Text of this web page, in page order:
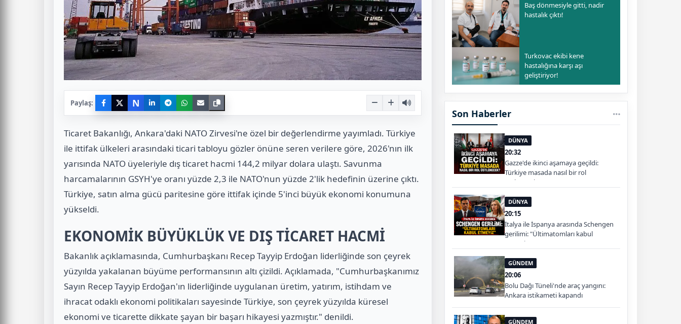
Paylaş: N
Ticaret Bakanlığı, Ankara'daki NATO Zirvesi'ne özel bir değerlendirme yayımladı. Türkiye
ile ittifak ülkeleri arasındaki ticari tabloyu gözler önüne seren verilere göre, 2026'nın ilk
yarısında NATO üyeleriyle dış ticaret hacmi 144,2 milyar dolara ulaştı. Savunma
harcamalarının GSYH'ye oranı yüzde 2,3 ile NATO'nun yüzde 2'lik hedefinin üzerine çıktı.
Türkiye, satın alma gücü paritesine göre ittifak içinde 5'inci büyük ekonomi konumuna
yükseldi.
EKONOMİK BÜYÜKLÜK VE DIŞ TİCARET HACMİ
Bakanlık açıklamasında, Cumhurbaşkanı Recep Tayyip Erdoğan liderliğinde son çeyrek
yüzyılda yakalanan büyüme performansının altı çizildi. Açıklamada, "Cumhurbaşkanımız
Sayın Recep Tayyip Erdoğan'ın liderliğinde uygulanan üretim, yatırım, istihdam ve
ihracat odaklı ekonomi politikaları sayesinde Türkiye, son çeyrek yüzyılda küresel
ekonomi ve ticarette dikkate şayan bir başarı hikayesi yazmıştır." denildi.
Baş dönmesiyle gitti, nadir
hastalık çıktı!
Turkovac ekibi kene
hastalığına karşı aşı
geliştiriyor!
Son Haberler
DÜNYA
20:32
Gazze'de ikinci aşamaya geçildi:
Türkiye masada nasıl bir rol
üstlenecek?
DÜNYA
20:15
İtalya ile İspanya arasında Schengen
gerilimi: "Ültimatomları kabul
etmeyiz"
GÜNDEM
20:06
Bolu Dağı Tüneli'nde araç yangını:
Ankara istikameti kapandı
GÜNDEM